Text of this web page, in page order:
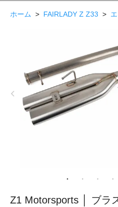
ホーム > FAIRLADY Z Z33 >
Z1 Motorsports │ ブラ